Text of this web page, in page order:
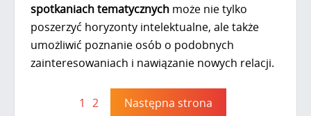
spotkaniach tematycznychmoże nie tylko
poszerzyć horyzonty intelektualne, ale także
umożliwić poznanie osób o podobnych
zainteresowaniach i nawiązanie nowych relacji.
1 2 Następna strona